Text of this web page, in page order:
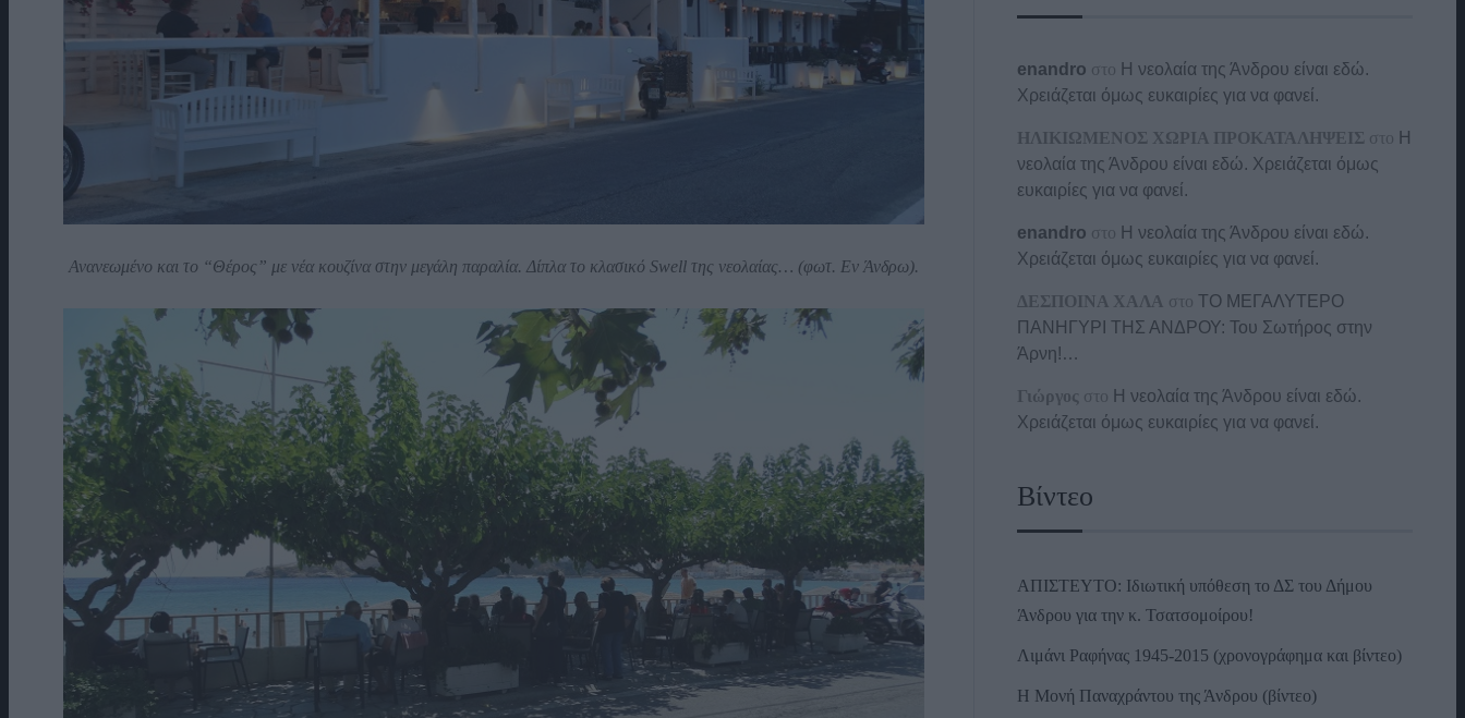
Ανανεωμένο και το “Θέρος” με νέα κουζίνα στην μεγάλη παραλία. Δίπλα το κλασικό Swell της νεολαίας… (φωτ. Εν Άνδρω).
enandro στο Η νεολαία της Άνδρου είναι εδώ.
Χρειάζεται όμως ευκαιρίες για να φανεί.
ΗΛΙΚΙΩΜΕΝΟΣ ΧΩΡΙΑ ΠΡΟΚΑΤΑΛΗΨΕΙΣ στο Η
νεολαία της Άνδρου είναι εδώ. Χρειάζεται όμως
ευκαιρίες για να φανεί.
enandro στο Η νεολαία της Άνδρου είναι εδώ.
Χρειάζεται όμως ευκαιρίες για να φανεί.
ΔΕΣΠΟΙΝΑ ΧΑΛΑ στοΤΟ ΜΕΓΑΛΥΤΕΡΟ
ΠΑΝΗΓΥΡΙ ΤΗΣ ΑΝΔΡΟΥ: Του Σωτήρος στην
Άρνη!…
Γιώργος στο Η νεολαία της Άνδρου είναι εδώ.
Χρειάζεται όμως ευκαιρίες για να φανεί.
Βίντεο
ΑΠΙΣΤΕΥΤΟ: Ιδιωτική υπόθεση το ΔΣ του Δήμου
Άνδρου για την κ. Τσατσομοίρου!
Λιμάνι Ραφήνας 1945-2015 (χρονογράφημα και βίντεο)
Η Μονή Παναχράντου της Άνδρου (βίντεο)